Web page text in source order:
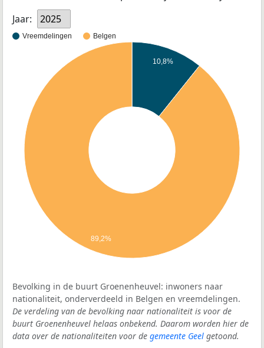
Jaar:
2025
Vreemdelingen Belgen
10,8%
89,2%
Bevolking in de buurt Groenenheuvel: inwoners naar
nationaliteit, onderverdeeld in Belgen en vreemdelingen.
De verdeling van de bevolking naar nationaliteit is voor de
buurt Groenenheuvel helaas onbekend. Daarom worden hier de
data over de nationaliteiten voor de gemeente Geel getoond.